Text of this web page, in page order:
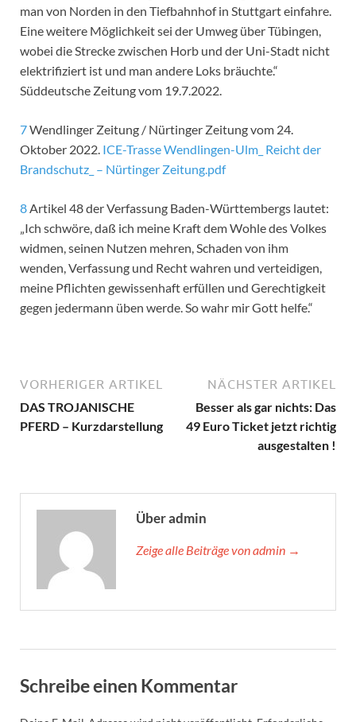
man von Norden in den Tiefbahnhof in Stuttgart einfahre.
Eine weitere Möglichkeit sei der Umweg über Tübingen,
wobei die Strecke zwischen Horb und der Uni-Stadt nicht
elektrifiziert ist und man andere Loks bräuchte.“
Süddeutsche Zeitung vom 19.7.2022.
7Wendlinger Zeitung / Nürtinger Zeitung vom 24.
Oktober 2022. ICE-Trasse Wendlingen-Ulm_ Reicht der
Brandschutz_ – Nürtinger Zeitung.pdf
8Artikel 48 der Verfassung Baden-Württembergs lautet:
„Ich schwöre, daß ich meine Kraft dem Wohle des Volkes
widmen, seinen Nutzen mehren, Schaden von ihm
wenden, Verfassung und Recht wahren und verteidigen,
meine Pflichten gewissenhaft erfüllen und Gerechtigkeit
gegen jedermann üben werde. So wahr mir Gott helfe.“
VORHERIGER ARTIKEL
DAS TROJANISCHE
PFERD – Kurzdarstellung
NÄCHSTER ARTIKEL
Besser als gar nichts: Das
49 Euro Ticket jetzt richtig
ausgestalten !
Über admin
Zeige alle Beiträge von admin →
Schreibe einen Kommentar